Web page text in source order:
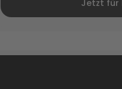
Jetzt für